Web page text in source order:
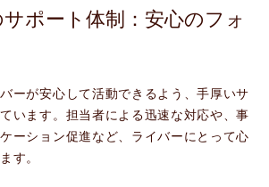
ポート体制：安心のフォ
ーが安心して活動できるよう、手厚いサ
います。担当者による迅速な対応や、事
ーション促進など、ライバーにとって心
す。